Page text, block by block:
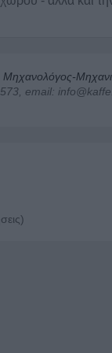
Μηχανολόγος-
email: